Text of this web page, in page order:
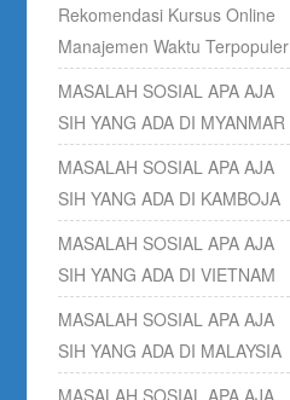
Rekomendasi Kursus Online
Manajemen Waktu Terpopuler
MASALAH SOSIAL APA AJA
SIH YANG ADA DI MYANMAR
MASALAH SOSIAL APA AJA
SIH YANG ADA DI KAMBOJA
MASALAH SOSIAL APA AJA
SIH YANG ADA DI VIETNAM
MASALAH SOSIAL APA AJA
SIH YANG ADA DI MALAYSIA
MASALAH SOSIAL APA AJA